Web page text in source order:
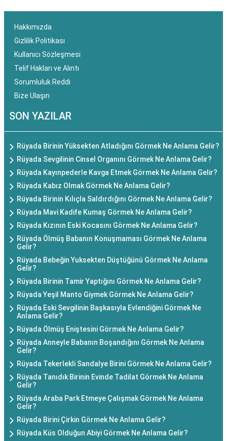
Hakkımızda
Gizlilik Politikası
Kullanıcı Sözleşmesi
Telif Hakları ve Alıntı
Sorumluluk Reddi
Bize Ulaşın
SON YAZILAR
Rüyada Birinin Yüksekten Atladığını Görmek Ne Anlama Gelir?
Rüyada Sevgilinin Cinsel Organını Görmek Ne Anlama Gelir?
Rüyada Kayınpederle Kavga Etmek Görmek Ne Anlama Gelir?
Rüyada Kabız Olmak Görmek Ne Anlama Gelir?
Rüyada Birinin Kılıçla Saldırdığını Görmek Ne Anlama Gelir?
Rüyada Mavi Kadife Kumaş Görmek Ne Anlama Gelir?
Rüyada Kızının Eski Kocasını Görmek Ne Anlama Gelir?
Rüyada Ölmüş Babanın Konuşmaması Görmek Ne Anlama
Gelir?
Rüyada Bebeğin Yuksekten Düştüğünü Görmek Ne Anlama
Gelir?
Rüyada Birinin Tamir Yaptığını Görmek Ne Anlama Gelir?
Rüyada Yeşil Manto Giymek Görmek Ne Anlama Gelir?
Rüyada Eski Sevgilinin Başkasıyla Evlendiğini Görmek Ne
Anlama Gelir?
Rüyada Ölmüş Eniştesini Görmek Ne Anlama Gelir?
Rüyada Anneyle Babanın Boşandığını Görmek Ne Anlama
Gelir?
Rüyada Tekerlekli Sandalye Birini Görmek Ne Anlama Gelir?
Rüyada Tanıdık Birinin Evinde Tadilat Görmek Ne Anlama
Gelir?
Rüyada Araba Park Etmeye Çalışmak Görmek Ne Anlama
Gelir?
Rüyada Birini Çirkin Görmek Ne Anlama Gelir?
Rüyada Küs Olduğun Abiyi Görmek Ne Anlama Gelir?